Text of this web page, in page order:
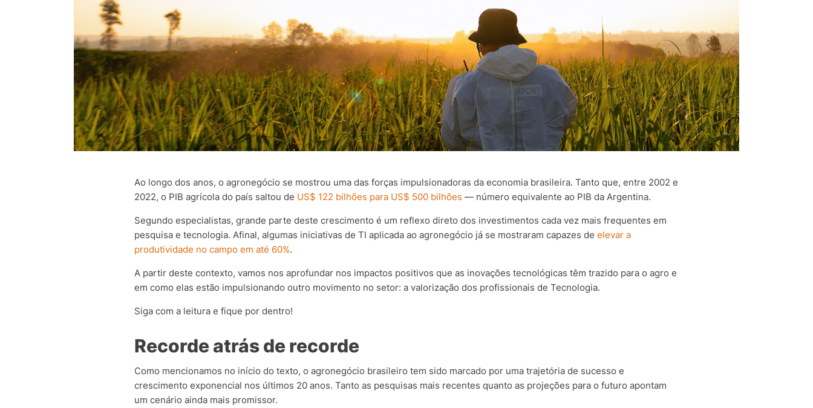
Ao longo dos anos, o agronegócio se mostrou uma das forças impulsionadoras da economia brasileira. Tanto que, entre 2002 e
2022, o PIB agrícola do país saltou de US$ 122 bilhões para US$ 500 bilhões — número equivalente ao PIB da Argentina.
Segundo especialistas, grande parte deste crescimento é um reflexo direto dos investimentos cada vez mais frequentes em
pesquisa e tecnologia. Afinal, algumas iniciativas de TI aplicada ao agronegócio já se mostraram capazes de elevar a
produtividade no campo em até 60%.
A partir deste contexto, vamos nos aprofundar nos impactos positivos que as inovações tecnológicas têm trazido para o agro e
em como elas estão impulsionando outro movimento no setor: a valorização dos profissionais de Tecnologia.
Siga com a leitura e fique por dentro!
Recorde atrás de recorde
Como mencionamos no início do texto, o agronegócio brasileiro tem sido marcado por uma trajetória de sucesso e
crescimento exponencial nos últimos 20 anos. Tanto as pesquisas mais recentes quanto as projeções para o futuro apontam
um cenário ainda mais promissor.